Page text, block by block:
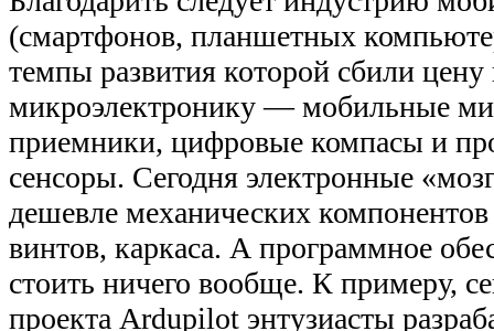
(смартфонов, планшетных
темпы развития которой сбили
микроэлектронику — мобильные
приемники, цифровые компасы и
сенсоры. Сегодня электронные
дешевле механических
винтов, каркаса. А программное
стоить ничего вообще. К примеру,
проекта Ardupilot энтузиасты